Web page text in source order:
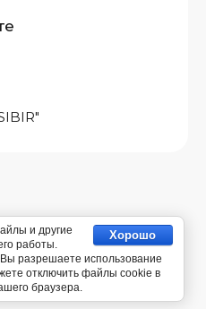
интернет-магазинов
Хорошо
и другие
работы.
разрешаете использование
отключить файлы cookie в
браузера.